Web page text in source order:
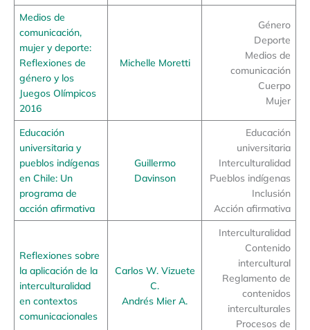
Medios de
comunicación,
mujer y deporte:
Reflexiones de
género y los
Juegos Olímpicos
2016
Michelle Moretti
Género
Deporte
Medios de
comunicación
Cuerpo
Mujer
Educación
universitaria y
pueblos indígenas
en Chile: Un
programa de
acción afirmativa
Guillermo
Davinson
Educación
universitaria
Interculturalidad
Pueblos indígenas
Inclusión
Acción afirmativa
Reflexiones sobre
la aplicación de la
interculturalidad
en contextos
comunicacionales
Carlos W. Vizuete
C.
Andrés Mier A.
Interculturalidad
Contenido
intercultural
Reglamento de
contenidos
interculturales
Procesos de